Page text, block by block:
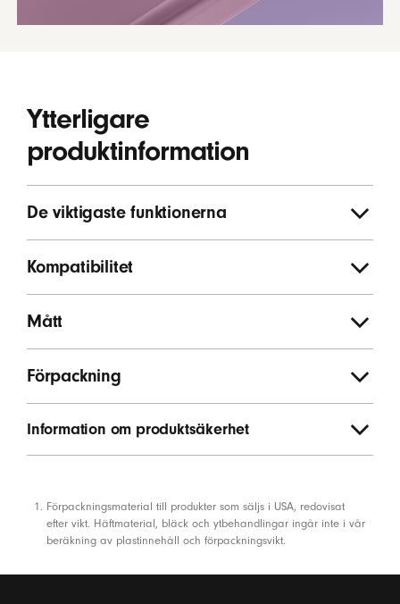
Ytterligare
produktinformation
De viktigaste funktionerna
Kompatibilitet
Mått
Förpackning
Information om produktsäkerhet
Fotnoter
Förpackningsmaterial till produkter som säljs i USA, redovisat
efter vikt. Häftmaterial, bläck och ytbehandlingar ingår inte i vår
beräkning av plastinnehåll och förpackningsvikt.